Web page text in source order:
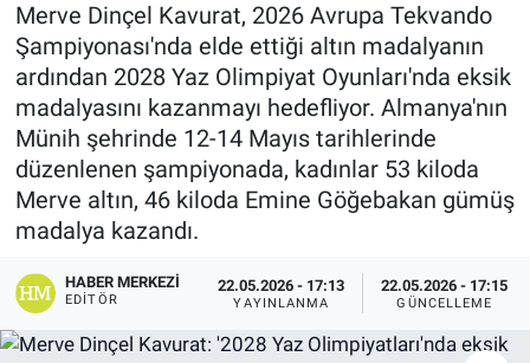
Merve Dinçel Kavurat, 2026 Avrupa Tekvando
Şampiyonası'nda elde ettiği altın madalyanın
ardından 2028 Yaz Olimpiyat Oyunları'nda eksik
madalyasını kazanmayı hedefliyor. Almanya'nın
Münih şehrinde 12-14 Mayıs tarihlerinde
düzenlenen şampiyonada, kadınlar 53 kiloda
Merve altın, 46 kiloda Emine Göğebakan gümüş
madalya kazandı.
HABER MERKEZI
EDITÖR
22.05.2026 - 17:13
YAYINLANMA
22.05.2026 - 17:15
GÜNCELLEME